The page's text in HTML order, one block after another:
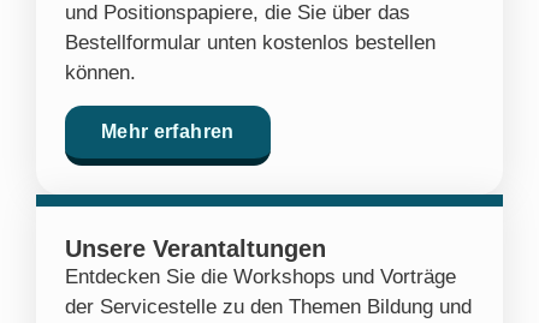
und Positionspapiere, die Sie über das
Bestellformular unten kostenlos bestellen
können.
Mehr erfahren
Unsere Verantaltungen
Entdecken Sie die Workshops und Vorträge
der Servicestelle zu den Themen Bildung und